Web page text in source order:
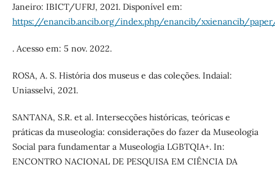
Janeiro: IBICT/UFRJ, 2021. Disponível em:
https://enancib.ancib.org/index.php/enancib/xxienancib/
. Acesso em: 5 nov. 2022.
ROSA, A. S. História dos museus e das coleções. Indaial:
Uniasselvi, 2021.
SANTANA, S.R. et al. Intersecções históricas, teóricas e
práticas da museologia: considerações do fazer da Museologia
Social para fundamentar a Museologia LGBTQIA+. In:
ENCONTRO NACIONAL DE PESQUISA EM CIÊNCIA DA